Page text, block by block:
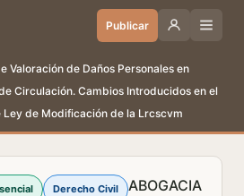
Publicar
Valoración de Daños Personales en
Circulación. Cambios Introducidos en el
Ley de Modificación de la Lrcscvm
Derecho Civil
ABOGACIA